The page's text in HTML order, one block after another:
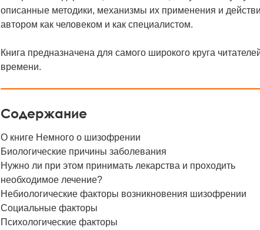
описанные методики, механизмы их применения и
автором как человеком и как специалистом.
Книга предназначена для самого широкого круга
времени.
Содержание
О книге Немного о шизофрении
Биологические причины заболевания
Нужно ли при этом принимать лекарства и проходить
необходимое лечение?
Небиологические факторы возникновения шизофрении
Социальные факторы
Психологические факторы